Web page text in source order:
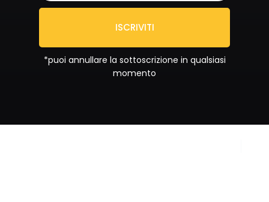
ISCRIVITI
*puoi annullare la sottoscrizione in qualsiasi
momento